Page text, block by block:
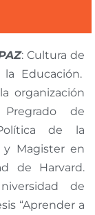
: Cultura de
Educación.
organización
Pregrado de
de la
y Magister en
de Harvard.
de
“Aprender a